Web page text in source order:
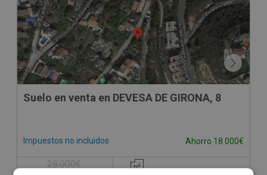
Suelo en venta en DEVESA DE GIRONA, 8
Impuestos no incluidos Ahorro 18.000€
28.000€